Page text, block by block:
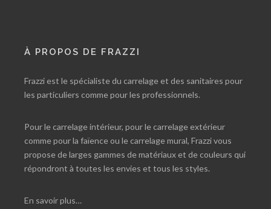
À PROPOS DE FRAZZI
Frazzi est le spécialiste du carrelage et des sanitaires pour
les particuliers comme pour les professionnels.
Pour le carrelage intérieur, pour le carrelage extérieur
comme pour la faïence ou le carrelage mural, Frazzi vous
propose de larges gammes de matériaux et de couleurs qui
répondront à toutes les envies et tous les styles.
En savoir plus…